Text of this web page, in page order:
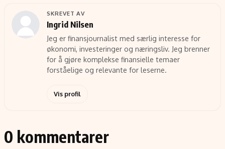
SKREVET AV
Ingrid Nilsen
Jeg er finansjournalist med særlig interesse for
økonomi, investeringer og næringsliv. Jeg brenner
for å gjøre komplekse finansielle temaer
forståelige og relevante for leserne.
Vis profil
0 kommentarer